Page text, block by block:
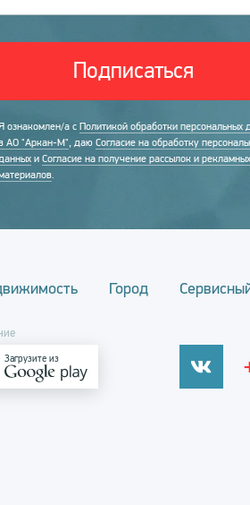
Подписаться
ознакомлен/а с Политикой обработки персональных
АО "Аркан-М", даю Согласие на обработку
и Согласие на получение рассылок и рекламных
.
Город
Загрузите из